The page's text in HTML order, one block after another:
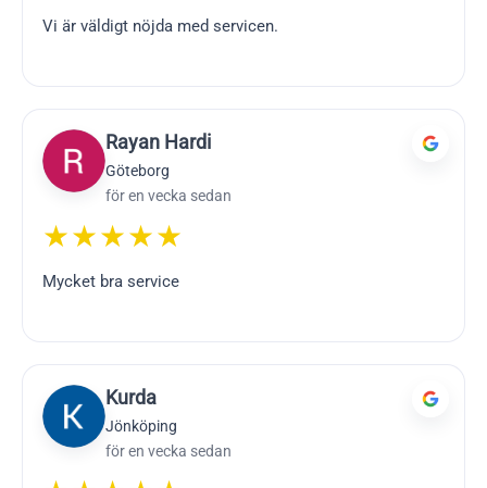
Vi är väldigt nöjda med servicen.
Rayan Hardi
Göteborg
för en vecka sedan
★★★★★
Mycket bra service
Kurda
Jönköping
för en vecka sedan